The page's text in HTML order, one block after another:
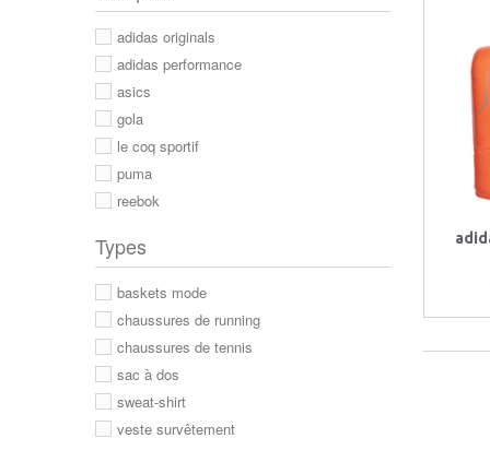
adidas originals
adidas performance
asics
gola
le coq sportif
puma
reebok
Types
baskets mode
chaussures de running
chaussures de tennis
sac à dos
sweat-shirt
veste survêtement